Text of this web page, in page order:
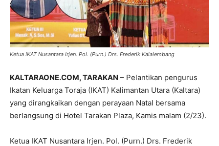
Ketua IKAT Nusantara Irjen. Pol. (Purn.) Drs. Frederik Kalalembang
KALTARAONE.COM, TARAKAN – Pelantikan pengurus
Ikatan Keluarga Toraja (IKAT) Kalimantan Utara (Kaltara)
yang dirangkaikan dengan perayaan Natal bersama
berlangsung di Hotel Tarakan Plaza, Kamis malam (2/23).
Ketua IKAT Nusantara Irjen. Pol. (Purn.) Drs. Frederik